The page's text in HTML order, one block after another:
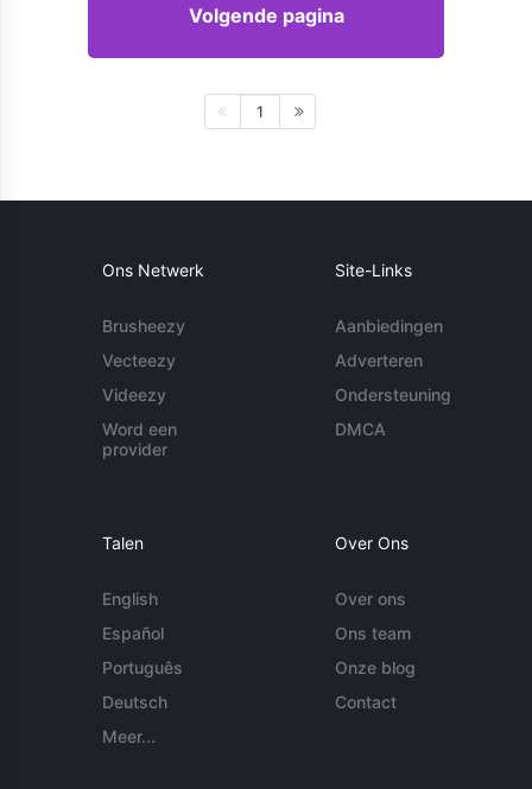
Volgende pagina
1
Ons Netwerk
Brusheezy
Vecteezy
Videezy
Word een
provider
Site-Links
Aanbiedingen
Adverteren
Ondersteuning
DMCA
Talen
English
Español
Português
Deutsch
Meer...
Over Ons
Over ons
Ons team
Onze blog
Contact